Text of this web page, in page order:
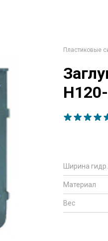
Пластиковые
Ширина
Материал
Вес